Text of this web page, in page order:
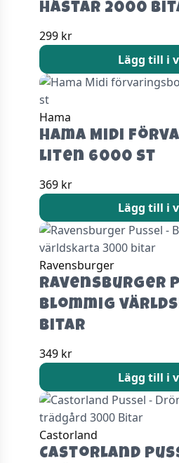
hästar 2000
299 kr
Lägg till i
Hama
Hama Midi
liten 6000 st
369 kr
Lägg till i
Ravensburger
Ravensburger
Blommig
bitar
349 kr
Lägg till i
Castorland
Castorland